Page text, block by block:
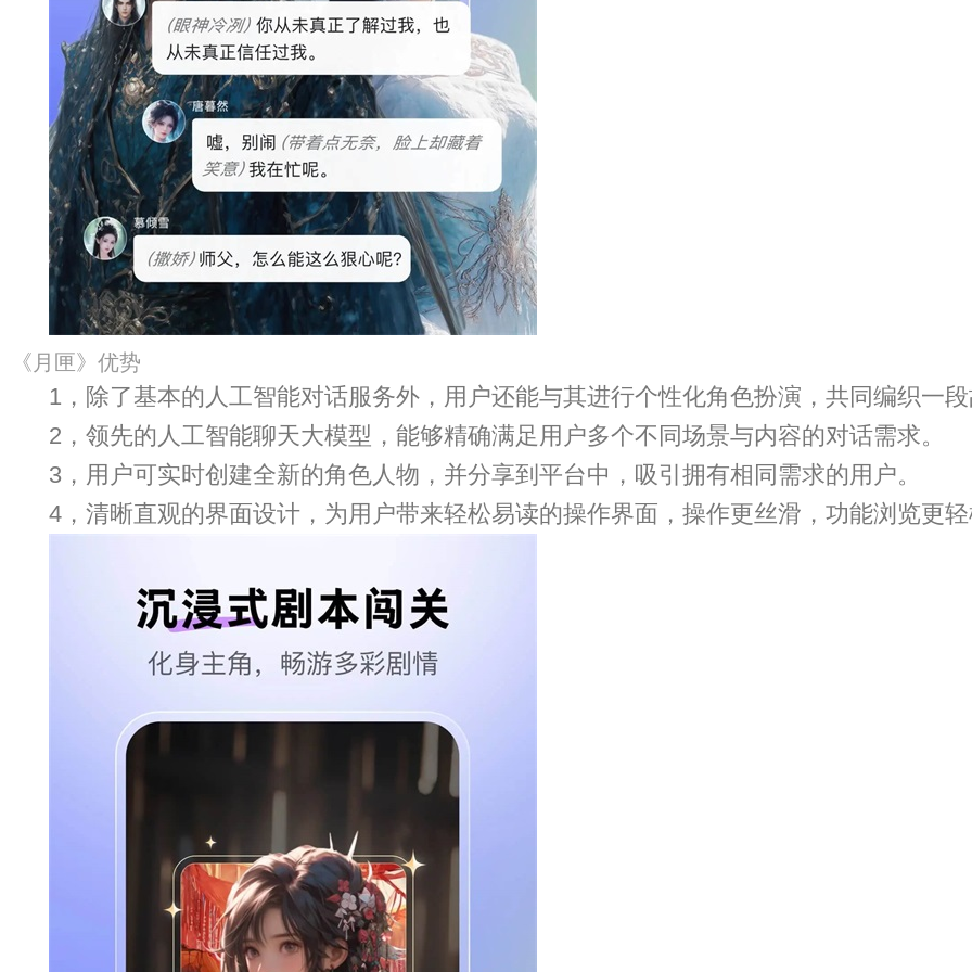
《月匣》优势
1，除了基本的人工智能对话服务外，用户还能与其进行个性化角色扮演，共同编织一
2，领先的人工智能聊天大模型，能够精确满足用户多个不同场景与内容的对话需求。
3，用户可实时创建全新的角色人物，并分享到平台中，吸引拥有相同需求的用户。
4，清晰直观的界面设计，为用户带来轻松易读的操作界面，操作更丝滑，功能浏览更